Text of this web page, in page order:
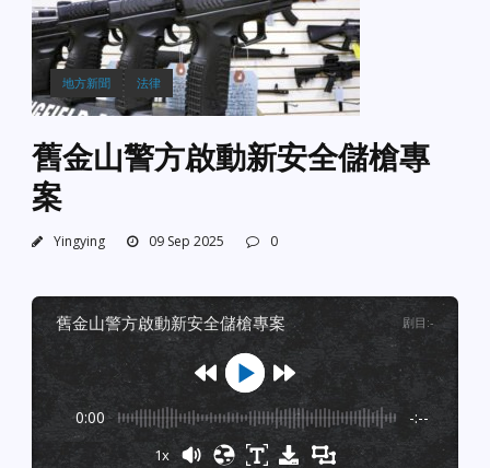
地方新聞 法律
舊金山警方啟動新安全儲槍專
案
Yingying 09 Sep 2025 0
舊金山警方啟動新安全儲槍專案 剧目 :-
0:00 -:--
1x